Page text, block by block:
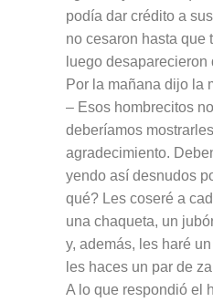
podía dar crédito a
no cesaron hasta que
luego desaparecieron
Por la mañana dijo la
– Esos hombrecitos
deberíamos
agradecimiento.
yendo así desnudos
qué? Les coseré a
una chaqueta, un
y, además, les haré
les haces un par de
A lo que respondió el